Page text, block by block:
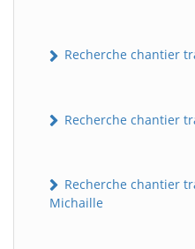
Recherche chantier
Recherche chantier
Recherche chantier
Michaille